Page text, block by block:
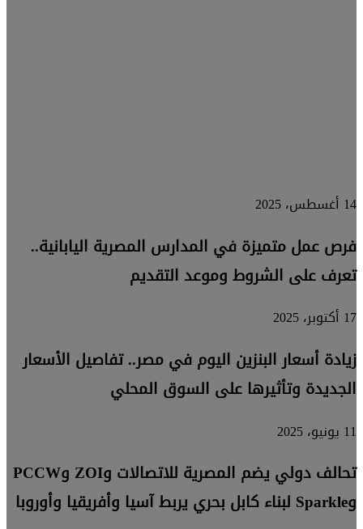
14 أغسطس، 2025
فرص عمل متميزة في المدارس المصرية اليابانية..
تعرف على الشروط وموعد التقديم
17 أكتوبر، 2025
زيادة أسعار البنزين اليوم في مصر.. تفاصيل الأسعار
الجديدة وتأثيرها على السوق المحلي
11 يونيو، 2025
تحالف دولي يضم المصرية للاتصالات وZOI وPCCW
وSparkle لبناء كابل بحري يربط آسيا وأفريقيا وأوروبا